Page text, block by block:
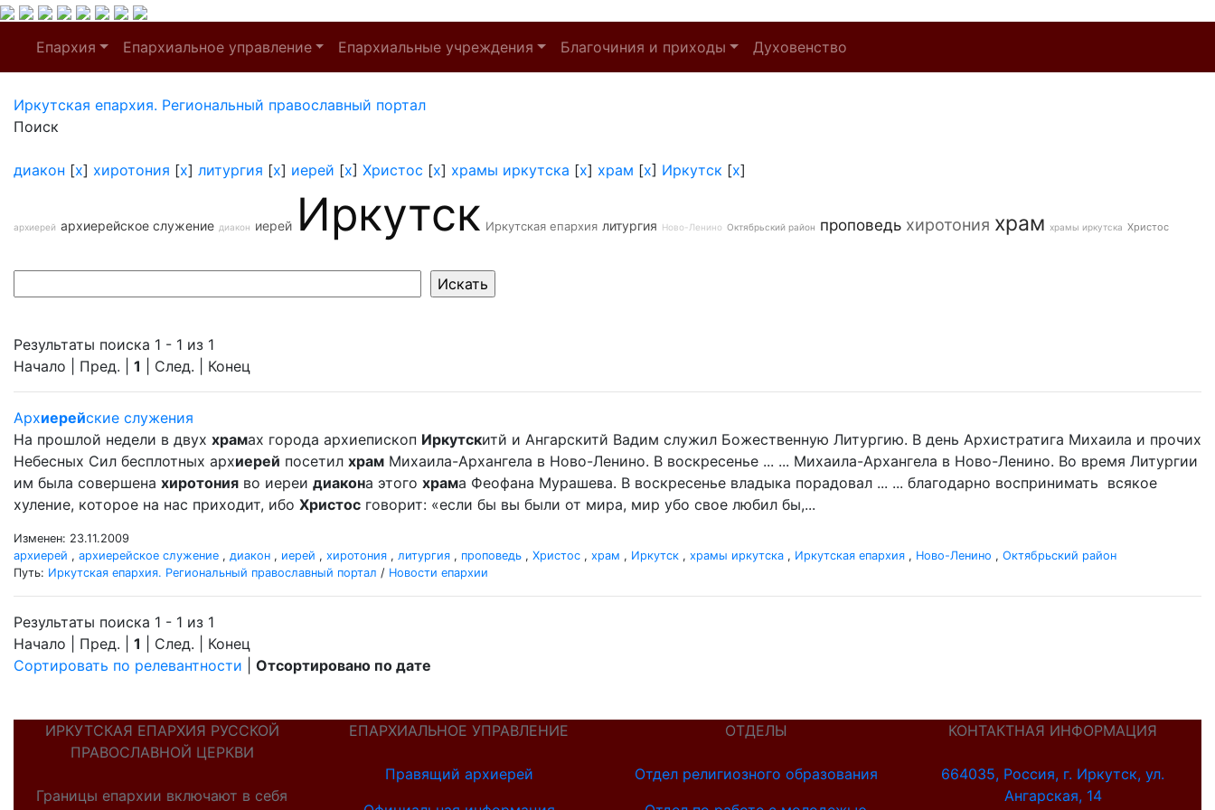
Епархия Епархиальное управление Епархиальные учреждения Благочиния и приходы Духовенство
Иркутская епархия. Региональный православный портал
Поиск
диакон [x] хиротония [x] литургия [x] иерей [x] Христос [x] храмы иркутска [x] храм [x] Иркутск [x]
архиерей архиерейское служение диакон иерей Иркутск Иркутская епархия литургия Ново-Ленино Октябрьский район проповедь хиротония храм храмы иркутска Христос
Результаты поиска 1 - 1 из 1
Начало | Пред. | 1 | След. | Конец
Архиерейские служения
На прошлой недели в двух храмах города архиепископ Иркутскитй и Ангарскитй Вадим служил Божественную Литургию. В день Архистратига Михаила и прочих
Небесных Сил бесплотных архиерей посетил храм Михаила-Архангела в Ново-Ленино. В воскресенье ... ... Михаила-Архангела в Ново-Ленино. Во время Литургии
им была совершена хиротония во иереи диакона этого храма Феофана Мурашева. В воскресенье владыка порадовал ... ... благодарно воспринимать всякое
хуление, которое на нас приходит, ибо Христос говорит: «если бы вы были от мира, мир убо свое любил бы,...
Изменен: 23.11.2009
архиерей , архиерейское служение , диакон , иерей , хиротония , литургия , проповедь , Христос , храм , Иркутск , храмы иркутска , Иркутская епархия , Ново-Ленино , Октябрьский район
Путь: Иркутская епархия. Региональный православный портал / Новости епархии
Результаты поиска 1 - 1 из 1
Начало | Пред. | 1 | След. | Конец
Сортировать по релевантности
Отсортировано по дате
ИРКУТСКАЯ ЕПАРХИЯ РУССКОЙ
ПРАВОСЛАВНОЙ ЦЕРКВИ
Границы епархии включают в себя
ЕПАРХИАЛЬНОЕ УПРАВЛЕНИЕ
Правящий архиерей
ОТДЕЛЫ
Отдел религиозного образования
КОНТАКТНАЯ ИНФОРМАЦИЯ
664035, Россия, г. Иркутск, ул.
Ангарская, 14